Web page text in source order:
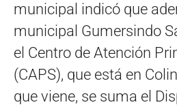
municipal indicó que
municipal Gumersindo
el Centro de Atención
(CAPS), que está en
que viene, se suma el